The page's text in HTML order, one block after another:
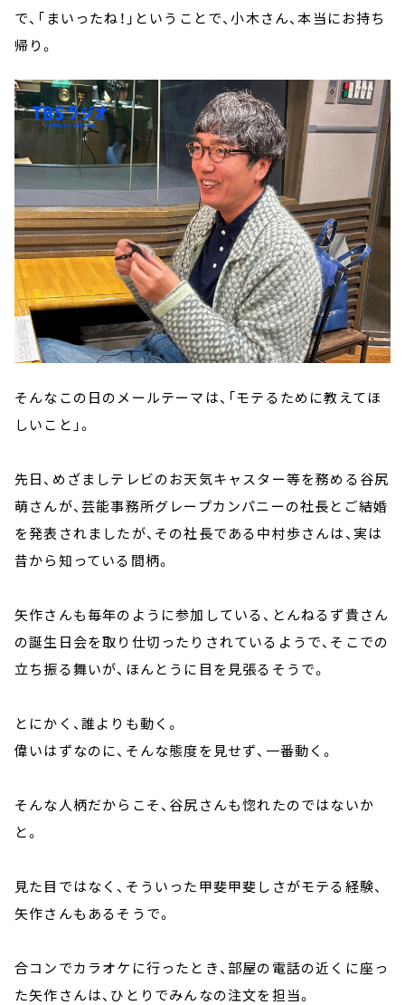
で、「まいったね！」ということで、小木さん、本当にお持ち
帰り。
そんなこの日のメールテーマは、「モテるために教えてほ
しいこと」。
先日、めざましテレビのお天気キャスター等を務める谷尻
萌さんが、芸能事務所グレープカンパニーの社長とご結婚
を発表されましたが、その社長である中村歩さんは、実は
昔から知っている間柄。
矢作さんも毎年のように参加している、とんねるず貴さん
の誕生日会を取り仕切ったりされているようで、そこでの
立ち振る舞いが、ほんとうに目を見張るそうで。
とにかく、誰よりも動く。
偉いはずなのに、そんな態度を見せず、一番動く。
そんな人柄だからこそ、谷尻さんも惚れたのではないか
と。
見た目ではなく、そういった甲斐甲斐しさがモテる経験、
矢作さんもあるそうで。
合コンでカラオケに行ったとき、部屋の電話の近くに座っ
た矢作さんは、ひとりでみんなの注文を担当。